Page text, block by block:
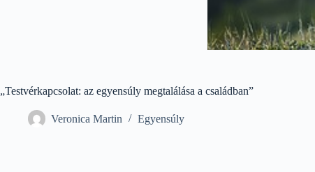
„Testvérkapcsolat: az egyensúly megtalálása a családban”
Veronica Martin Egyensúly